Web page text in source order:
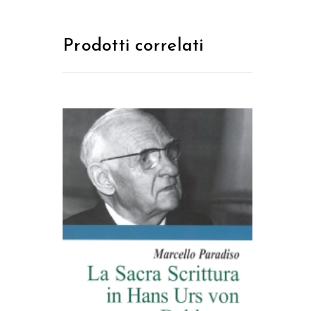
Prodotti correlati
AGGIUNGI AL CARRELLO